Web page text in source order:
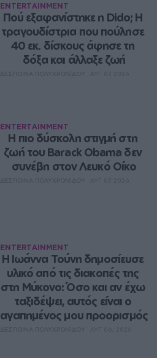
ENTERTAINMENT
Πού εξαφανίστηκε η Dido; Η
τραγουδίστρια που πούλησε
40 εκ. δίσκους άφησε τη
δόξα και άλλαξε ζωή
ENTERTAINMENT
Η πιο δύσκολη στιγμή στη
ζωή του Barack Obama δεν
συνέβη στον Λευκό Οίκο
ENTERTAINMENT
Η Ιωάννα Τούνη δημοσίευσε
υλικό από τις διακοπές της
στη Μύκονο: Όσο και αν έχω
ταξιδέψει, αυτός είναι ο
αγαπημένος μου προορισμός